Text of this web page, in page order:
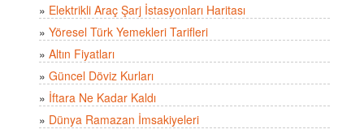
» Elektrikli Araç Şarj İstasyonları Haritası
» Yöresel Türk Yemekleri Tarifleri
» Altın Fiyatları
» Güncel Döviz Kurları
» İftara Ne Kadar Kaldı
» Dünya Ramazan İmsakiyeleri